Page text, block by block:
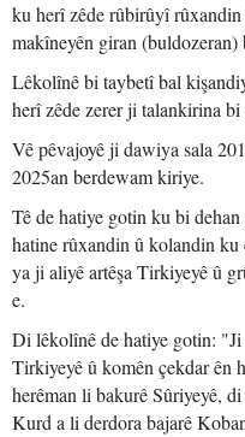
ku herî zêde rûbirûyî
makîneyên giran (buldozeran)
Lêkolînê bi taybetî bal
herî zêde zerer ji talankirina
Vê pêvajoyê ji dawiya sala
2025an berdewam kiriye.
Tê de hatiye gotin ku bi
hatine rûxandin û kolandin
ya ji aliyê artêşa Tirkiyeyê û
e.
Di lêkolînê de hatiye gotin: "Ji
Tirkiyeyê û komên çekdar ên
herêman li bakurê Sûriyeyê,
Kurd a li derdora bajarê